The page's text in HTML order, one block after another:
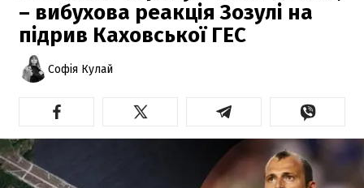
– вибухова реакція Зозулі на
підрив Каховської ГЕС
Софія Кулай